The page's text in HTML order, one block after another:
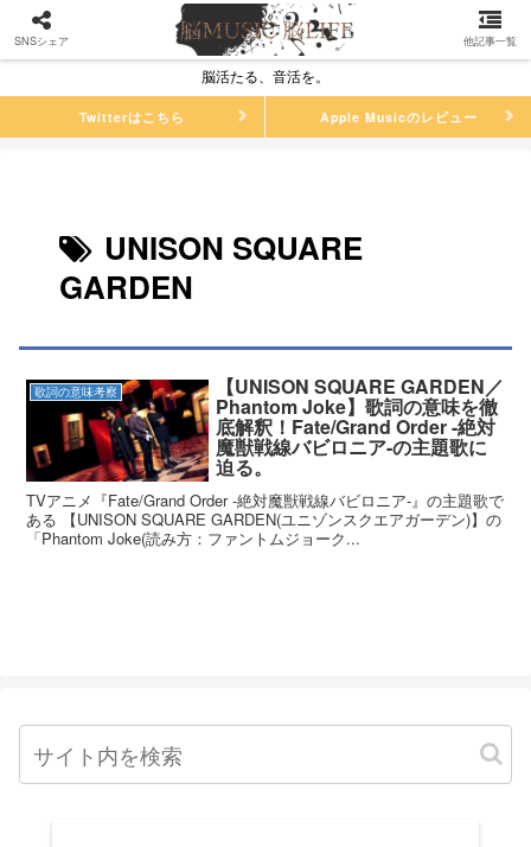
脳活たる、音活を。
Twitterはこちら Apple Musicのレビュー
UNISON SQUARE
GARDEN
歌詞の意味考察 【UNISON SQUARE GARDEN／
Phantom Joke】歌詞の意味を徹
底解釈！Fate/Grand Order -絶対
魔獣戦線バビロニア-の主題歌に
迫る。
TVアニメ『Fate/Grand Order -絶対魔獣戦線バビロニア-』の主題歌で
ある 【UNISON SQUARE GARDEN(ユニゾンスクエアガーデン)】の
「Phantom Joke(読み方：ファントムジョーク...
SNSシェア 他記事一覧